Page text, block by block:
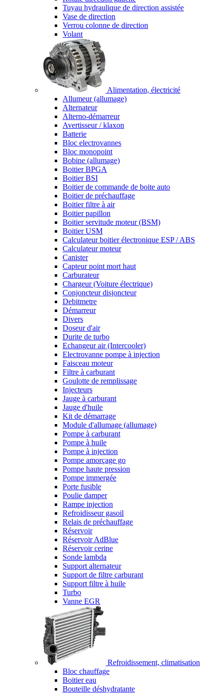
Tuyau hydraulique de direction assistée
Vase de direction
Verrou colonne de direction
Volant
Alimentation, électricité
Allumeur (allumage)
Alternateur
Alterno-démarreur
Avertisseur / klaxon
Batterie
Bloc electrovannes
Bloc monopoint
Bobine (allumage)
Boitier BPGA
Boitier BSI
Boitier de commande de boite auto
Boitier de préchauffage
Boitier filtre à air
Boitier papillon
Boitier servitude moteur (BSM)
Boitier USM
Calculateur boitier électronique ESP / ABS
Calculateur moteur
Canister
Capteur point mort haut
Carburateur
Chargeur (Voiture électrique)
Conjoncteur disjoncteur
Debitmetre
Démarreur
Divers
Doseur d'air
Durite de turbo
Echangeur air (Intercooler)
Electrovanne pompe à injection
Faisceau moteur
Filtre à carburant
Goulotte de remplissage
Injecteurs
Jauge à carburant
Jauge d'huile
Kit de démarrage
Module d'allumage (allumage)
Pompe à carburant
Pompe à huile
Pompe à injection
Pompe amorçage go
Pompe haute pression
Pompe immergée
Porte fusible
Poulie damper
Rampe injection
Refroidisseur gasoil
Relais de préchauffage
Réservoir
Réservoir AdBlue
Réservoir cerine
Sonde lambda
Support alternateur
Support de filtre carburant
Support filtre à huile
Turbo
Vanne EGR
Refroidissement, climatisation
Bloc chauffage
Boitier eau
Bouteille déshydratante